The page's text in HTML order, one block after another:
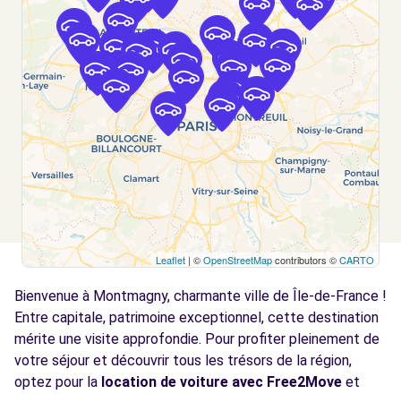
EAUBONNE, 95600
Voir l'agence
Free2Move Rent - GARAGE DES ECOLES -
EZANVILLE (C)
6.3
km
25 RUE DES ECOLES
EZANVILLE, 95460
Voir l'agence
Free2Move Rent - DEPAN'SERVICES -
6.4
km
97 RUE HEURTAULT
AUBERVILLIERS, 93300
Voir l'agence
Leaflet | ©OpenStreetMapcontributors ©CARTO
Bienvenue à Montmagny, charmante ville de Île-de-France !
Entre capitale, patrimoine exceptionnel, cette destination
mérite une visite approfondie. Pour profiter pleinement de
votre séjour et découvrir tous les trésors de la région,
optez pour la location de voiture avec Free2Move et